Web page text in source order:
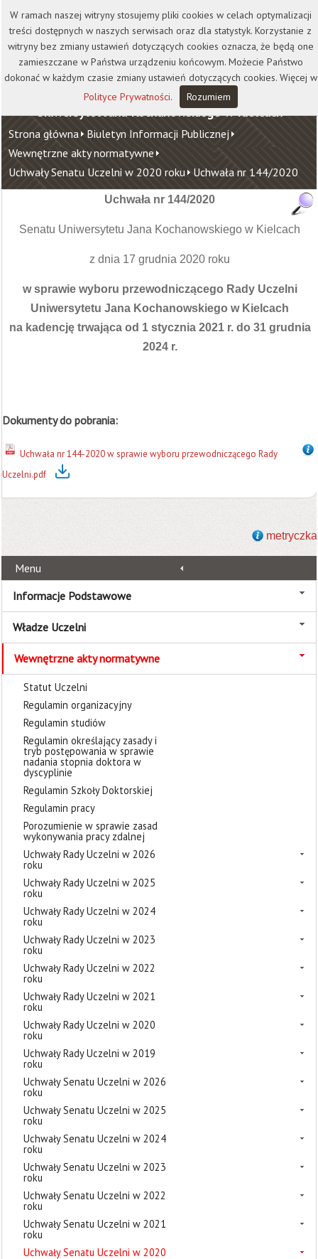
Kontakt Biblioteka
Wydawnictwo
Wirtualna Uczelnia
Uniwersytet Jana Kochanowskiego w Kielcach
Strona główna Biuletyn Informacji Publicznej
Wewnętrzne akty normatywne
Uchwały Senatu Uczelni w 2020 roku Uchwała nr 144/2020
Uchwała nr 144/2020
Senatu Uniwersytetu Jana Kochanowskiego w Kielcach
z dnia 17 grudnia 2020 roku
w sprawie wyboru przewodniczącego Rady Uczelni
Uniwersytetu Jana Kochanowskiego w Kielcach
na kadencję trwająca od 1 stycznia 2021 r. do 31 grudnia
2024 r.
Dokumenty do pobrania:
Uchwała nr 144-2020 w sprawie wyboru przewodniczącego Rady
Uczelni.pdf
metryczka
Menu
Informacje Podstawowe
Władze Uczelni
Wewnętrzne akty normatywne
Statut Uczelni
Regulamin organizacyjny
Regulamin studiów
Regulamin określający zasady i
tryb postępowania w sprawie
nadania stopnia doktora w
dyscyplinie
Regulamin Szkoły Doktorskiej
Regulamin pracy
Porozumienie w sprawie zasad
wykonywania pracy zdalnej
Uchwały Rady Uczelni w 2026
roku
Uchwały Rady Uczelni w 2025
roku
Uchwały Rady Uczelni w 2024
roku
Uchwały Rady Uczelni w 2023
roku
Uchwały Rady Uczelni w 2022
roku
Uchwały Rady Uczelni w 2021
roku
Uchwały Rady Uczelni w 2020
roku
Uchwały Rady Uczelni w 2019
roku
Uchwały Senatu Uczelni w 2026
roku
Uchwały Senatu Uczelni w 2025
roku
Uchwały Senatu Uczelni w 2024
roku
Uchwały Senatu Uczelni w 2023
roku
Uchwały Senatu Uczelni w 2022
roku
Uchwały Senatu Uczelni w 2021
roku
Uchwały Senatu Uczelni w 2020
W ramach naszej witryny stosujemy pliki cookies w celach optymalizacji
treści dostępnych w naszych serwisach oraz dla statystyk. Korzystanie z
witryny bez zmiany ustawień dotyczących cookies oznacza, że będą one
zamieszczane w Państwa urządzeniu końcowym. Możecie Państwo
dokonać w każdym czasie zmiany ustawień dotyczących cookies. Więcej w
Polityce Prywatności. Rozumiem